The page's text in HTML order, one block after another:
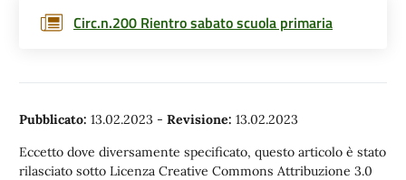
Circ.n.200 Rientro sabato scuola primaria
Pubblicato: 13.02.2023 - Revisione: 13.02.2023
Eccetto dove diversamente specificato, questo articolo è stato
rilasciato sotto Licenza Creative Commons Attribuzione 3.0